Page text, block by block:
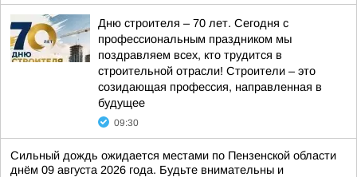
Дню строителя – 70 лет. Сегодня с
профессиональным праздником мы
поздравляем всех, кто трудится в
строительной отрасли! Строители – это
созидающая профессия, направленная в
будущее
09:30
Сильный дождь ожидается местами по Пензенской области
днём 09 августа 2026 года. Будьте внимательны и